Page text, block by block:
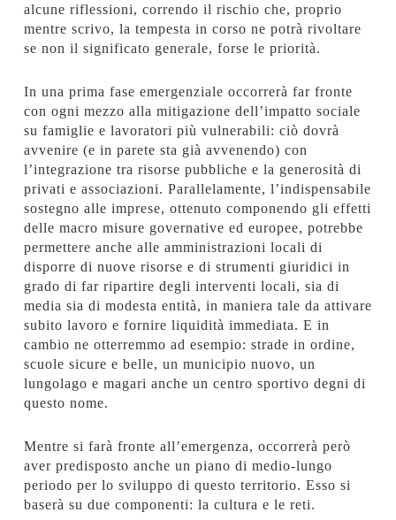
alcune riflessioni, correndo il rischio che, proprio
mentre scrivo, la tempesta in corso ne potrà rivoltare
se non il significato generale, forse le priorità.
In una prima fase emergenziale occorrerà far fronte
con ogni mezzo alla mitigazione dell’impatto sociale
su famiglie e lavoratori più vulnerabili: ciò dovrà
avvenire (e in parete sta già avvenendo) con
l’integrazione tra risorse pubbliche e la generosità di
privati e associazioni. Parallelamente, l’indispensabile
sostegno alle imprese, ottenuto componendo gli effetti
delle macro misure governative ed europee, potrebbe
permettere anche alle amministrazioni locali di
disporre di nuove risorse e di strumenti giuridici in
grado di far ripartire degli interventi locali, sia di
media sia di modesta entità, in maniera tale da attivare
subito lavoro e fornire liquidità immediata. E in
cambio ne otterremmo ad esempio: strade in ordine,
scuole sicure e belle, un municipio nuovo, un
lungolago e magari anche un centro sportivo degni di
questo nome.
Mentre si farà fronte all’emergenza, occorrerà però
aver predisposto anche un piano di medio-lungo
periodo per lo sviluppo di questo territorio. Esso si
baserà su due componenti: la cultura e le reti.